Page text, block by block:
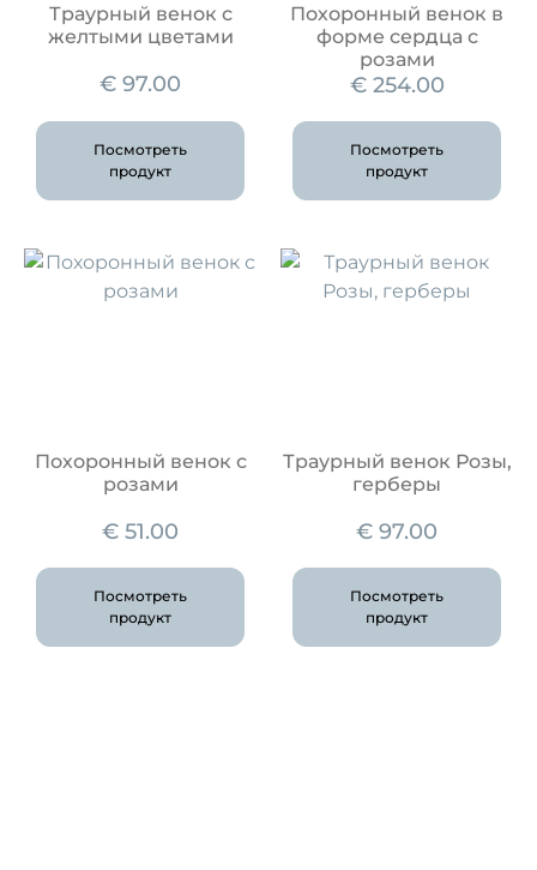
Траурный венок с
желтыми цветами
€ 97.00
Посмотреть
продукт
Похоронный венок в
форме сердца с
розами
€254.00
Посмотреть
продукт
Похоронный венок с
розами
€ 51.00
Посмотреть
продукт
Траурный венок Розы,
герберы
€ 97.00
Посмотреть
продукт